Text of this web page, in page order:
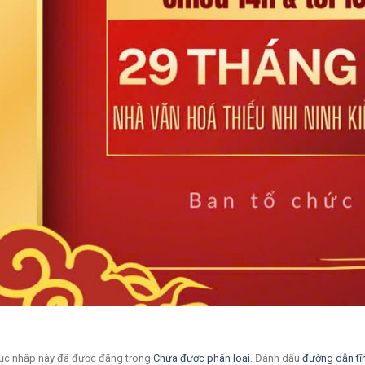
nhập này đã được đăng trong Chưa được phân loại . Đánh dấu đường dẫn